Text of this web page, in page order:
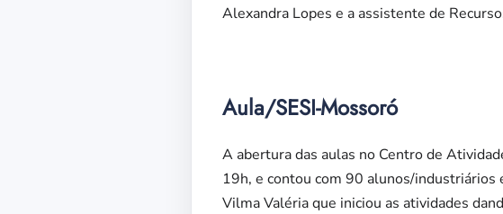
Alexandra Lopes e a assistente de
Aula/SESI-Mossoró
A abertura das aulas no Centro de
19h, e contou com 90 alunos/industriários
Vilma Valéria que iniciou as atividades